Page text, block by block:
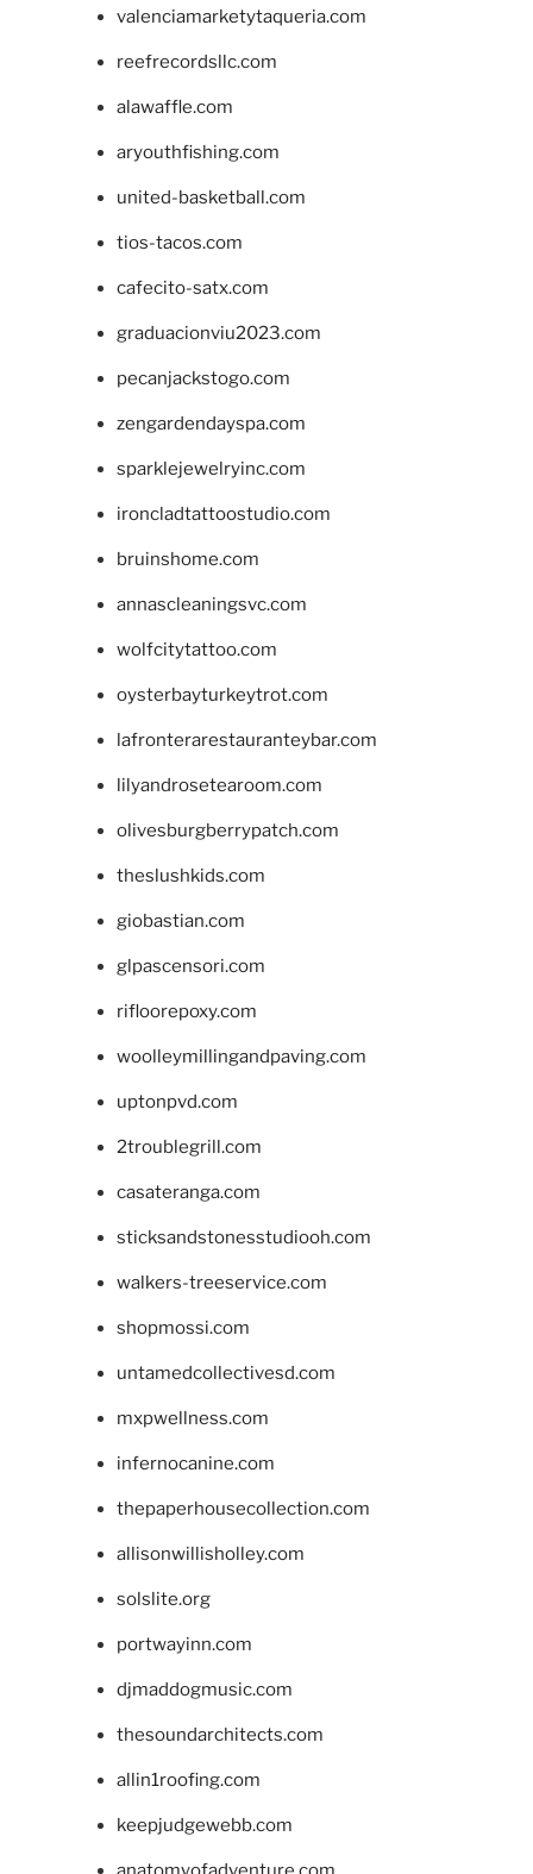
valenciamarketytaqueria.com
reefrecordsllc.com
alawaffle.com
aryouthfishing.com
united-basketball.com
tios-tacos.com
cafecito-satx.com
graduacionviu2023.com
pecanjackstogo.com
zengardendayspa.com
sparklejewelryinc.com
ironcladtattoostudio.com
bruinshome.com
annascleaningsvc.com
wolfcitytattoo.com
oysterbayturkeytrot.com
lafronterarestauranteybar.com
lilyandrosetearoom.com
olivesburgberrypatch.com
theslushkids.com
giobastian.com
glpascensori.com
rifloorepoxy.com
woolleymillingandpaving.com
uptonpvd.com
2troublegrill.com
casateranga.com
sticksandstonesstudiooh.com
walkers-treeservice.com
shopmossi.com
untamedcollectivesd.com
mxpwellness.com
infernocanine.com
thepaperhousecollection.com
allisonwillisholley.com
solslite.org
portwayinn.com
djmaddogmusic.com
thesoundarchitects.com
allin1roofing.com
keepjudgewebb.com